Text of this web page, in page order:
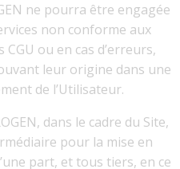
ne pourra être engagée
non conforme aux
ou en cas d’erreurs,
leur origine dans une
de l’Utilisateur.
dans le cadre du Site,
pour la mise en
part, et tous tiers, en ce